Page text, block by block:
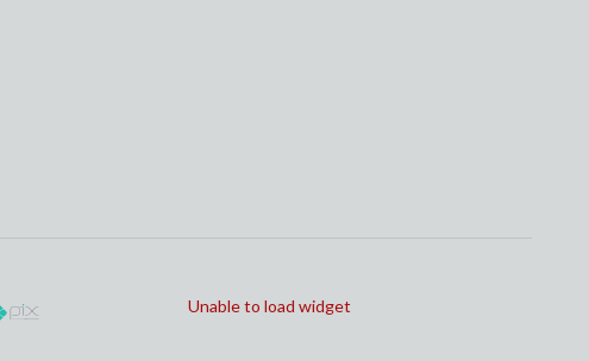
Unable to load widget